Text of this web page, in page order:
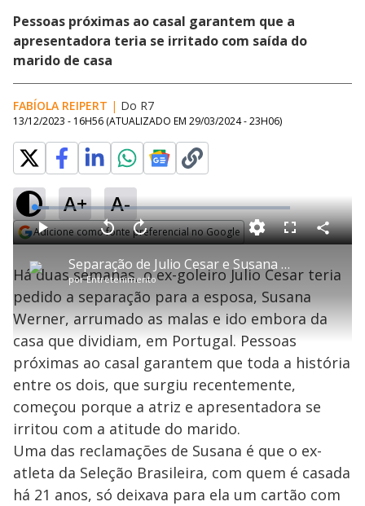
Pessoas próximas ao casal garantem que a
apresentadora teria se irritado com saída do
marido de casa
FABÍOLA REIPERT | Do R7
13/12/2023 - 16H56 (ATUALIZADO EM 29/03/2024 - 23H06)
A+ A-
Adicione como fonte preferencial no Google
P
l
a
y
V
Separação de Julio Cesar e Susana Werner aconteceu por decisão do ex-goleiro
porEntretenimento
P V
t
a
r
0
e
g
n
d
s
A
n
a
r
1
s
e
u
n
d
s
M
u
L
o
a
d
e
5
.
5
8
%
F
s
c
e
n
C
o
a
r
a
Há duas semanas, o ex-goleiro Julio Cesar teria
pedido a separação para a esposa, Susana
Werner, arrumado as malas e ido embora da
casa que dividiam, em Portugal. Pessoas
próximas ao casal garantem que toda a história
entre os dois, que surgiu recentemente,
começou porque a atriz e apresentadora se
irritou com a atitude do marido.
Uma das reclamações de Susana é que o ex-
atleta da Seleção Brasileira, com quem é casada
há 21 anos, só deixava para ela um cartão com